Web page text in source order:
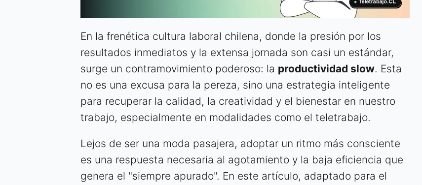
En la frenética cultura laboral chilena, donde la presión por los
resultados inmediatos y la extensa jornada son casi un estándar,
surge un contramovimiento poderoso: la productividad slow. Esta
no es una excusa para la pereza, sino una estrategia inteligente
para recuperar la calidad, la creatividad y el bienestar en nuestro
trabajo, especialmente en modalidades como el teletrabajo.
Lejos de ser una moda pasajera, adoptar un ritmo más consciente
es una respuesta necesaria al agotamiento y la baja eficiencia que
genera el "siempre apurado". En este artículo, adaptado para el